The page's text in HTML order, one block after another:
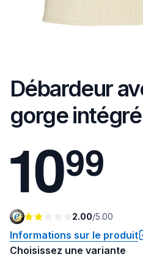
Débardeur
gorge
1099
2.00/5.00
Informations sur le produit
Choisissez une variante